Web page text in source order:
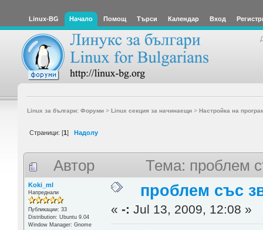
Linux-BG Начало Помощ Търси Календар Вход
Linux за българи: Форуми> Linux секция за начинаещи> Настройка на
Страници: [1] Надолу
Автор Тема: проблем
Koki_ml
Напреднали
Публикации: 33
Distribution: Ubuntu 9.04
Window Manager: Gnome
проблем със
«-: Jul 13, 2009, 12:08 »